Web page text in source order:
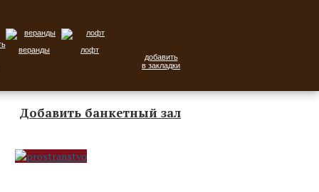
веранды
лофт
добавить
в закладки
Добавить банкетный зал